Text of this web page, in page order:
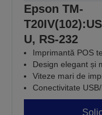
Epson TM-
U, RS-232
Imprimantă POS
Design elegant și
Viteze mari de
Conectivitate